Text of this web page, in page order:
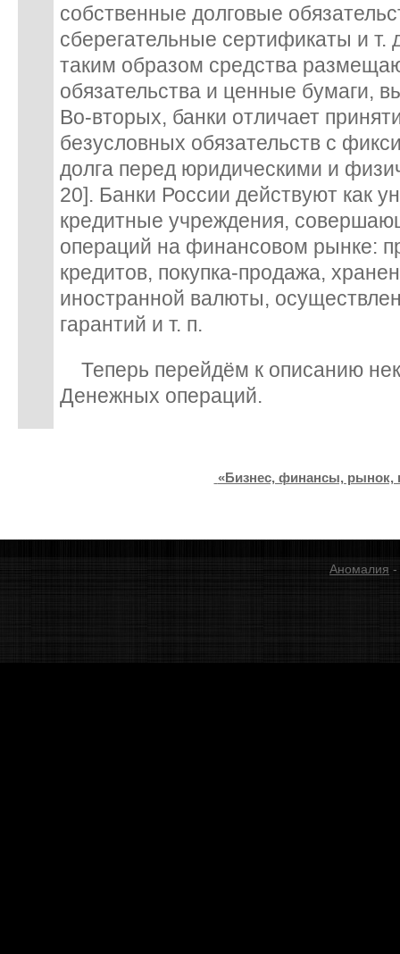
собственные долговые
сберегательные сертификаты и
таким образом средства
обязательства и ценные бумаги,
Во-вторых, банки отличает
безусловных обязательств с
долга перед юридическими и
20]. Банки России действуют как
кредитные учреждения,
операций на финансовом рынке:
кредитов, покупка-продажа,
иностранной валюты,
гарантий и т. п.
Теперь перейдём к описанию
Денежных операций.
«Бизнес, финансы, рынок,
Аномалия -